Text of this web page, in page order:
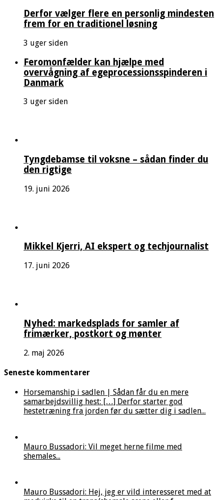
Derfor vælger flere en personlig mindesten
frem for en traditionel løsning
3 uger siden
Feromonfælder kan hjælpe med
overvågning af egeprocessionsspinderen i
Danmark
3 uger siden
Tyngdebamse til voksne – sådan finder du
den rigtige
19. juni 2026
Mikkel Kjerri, AI ekspert og techjournalist
17. juni 2026
Nyhed: markedsplads for samler af
frimærker, postkort og mønter
2. maj 2026
Seneste kommentarer
Horsemanship i sadlen | Sådan får du en mere
samarbejdsvillig hest: […] Derfor starter god
hestetræning fra jorden før du sætter dig i sadlen...
Mauro Bussadori: Vil meget herne filme med
shemales...
Mauro Bussadori: Hej, jeg er vild interesseret med at